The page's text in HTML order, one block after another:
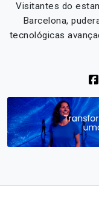
Visitantes do
Barcelona,
tecnológicas